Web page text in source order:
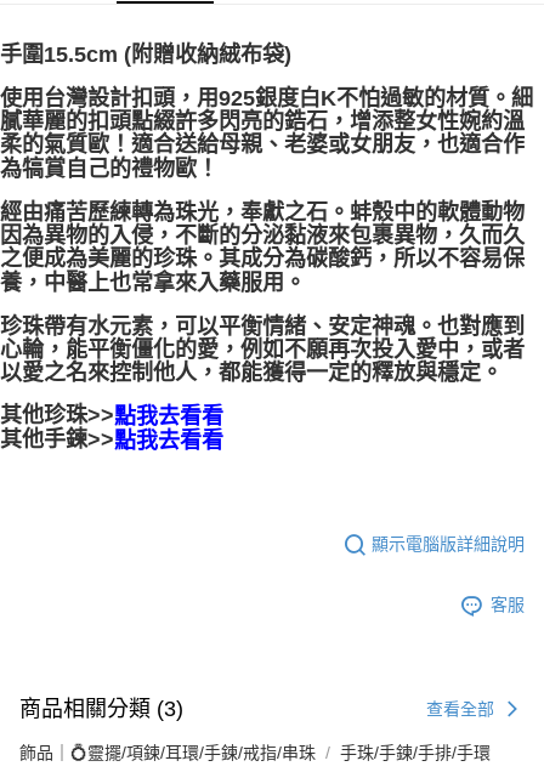
每筆NT$80，滿NT$3,000(含以上)免運費
賣家宅配幫您送（台灣）
每筆NT$80，滿NT$3,000(含以上)免運費
每筆NT$80，滿NT$3,000(含以上)免運費
付款後門市自取
手圍15.5cm (附贈收納絨布袋)
使用台灣設計扣頭，用925銀度白K不怕過敏的材質。細
膩華麗的扣頭點綴許多閃亮的鋯石，增添整女性婉約溫
柔的氣質歐！適合送給母親、老婆或女朋友，也適合作
為犒賞自己的禮物歐！
經由痛苦歷練轉為珠光，奉獻之石。蚌殼中的軟體動物
因為異物的入侵，不斷的分泌黏液來包裹異物，久而久
之便成為美麗的珍珠。其成分為碳酸鈣，所以不容易保
養，中醫上也常拿來入藥服用。
珍珠帶有水元素，可以平衡情緒、安定神魂。也對應到
心輪，能平衡僵化的愛，例如不願再次投入愛中，或者
以愛之名來控制他人，都能獲得一定的釋放與穩定。
其他珍珠>>點我去看看
其他手鍊>>點我去看看
顯示電腦版詳細說明
客服
商品相關分類 (3) 查看全部
飾品｜💍靈擺/項鍊/耳環/手鍊/戒指/串珠 手珠/手鍊/手排/手環